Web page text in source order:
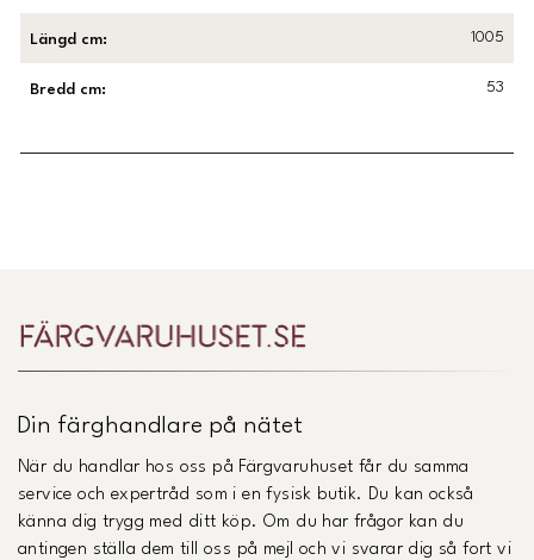
Längd cm: 1005
Bredd cm: 53
Din färghandlare på nätet
När du handlar hos oss på Färgvaruhuset får du samma
service och expertråd som i en fysisk butik. Du kan också
känna dig trygg med ditt köp. Om du har frågor kan du
antingen ställa dem till oss på mejl och vi svarar dig så fort vi